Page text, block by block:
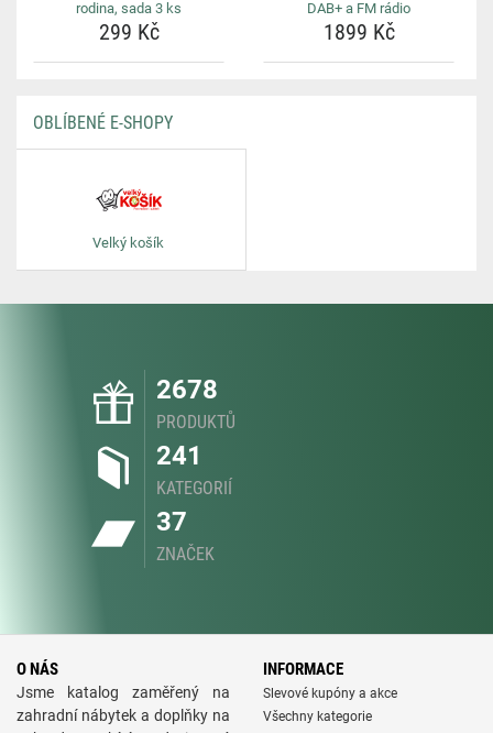
rodina, sada 3 ks
299 Kč
DAB+ a FM rádio
1899 Kč
OBLÍBENÉ E-SHOPY
Velký košík
2678
PRODUKTŮ
241
KATEGORIÍ
37
ZNAČEK
O NÁS
Jsme katalog zaměřený na
zahradní nábytek a doplňky na
INFORMACE
Slevové kupóny a akce
Všechny kategorie